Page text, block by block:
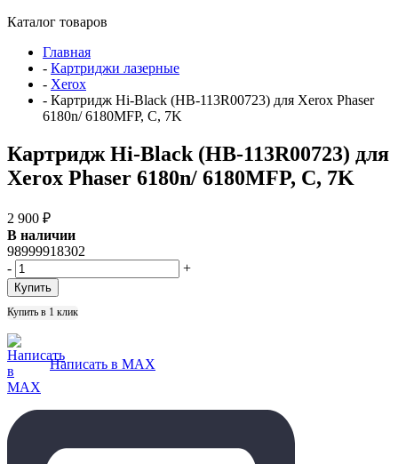
Каталог товаров
Главная
- Картриджи лазерные
- Xerox
- Картридж Hi-Black (HB-113R00723) для Xerox Phaser
6180n/ 6180MFP, C, 7K
Картридж Hi-Black (HB-113R00723) для
Xerox Phaser 6180n/ 6180MFP, C, 7K
2 900 ₽
В наличии
98999918302
-
+
Купить в 1 клик
Написать в MAX